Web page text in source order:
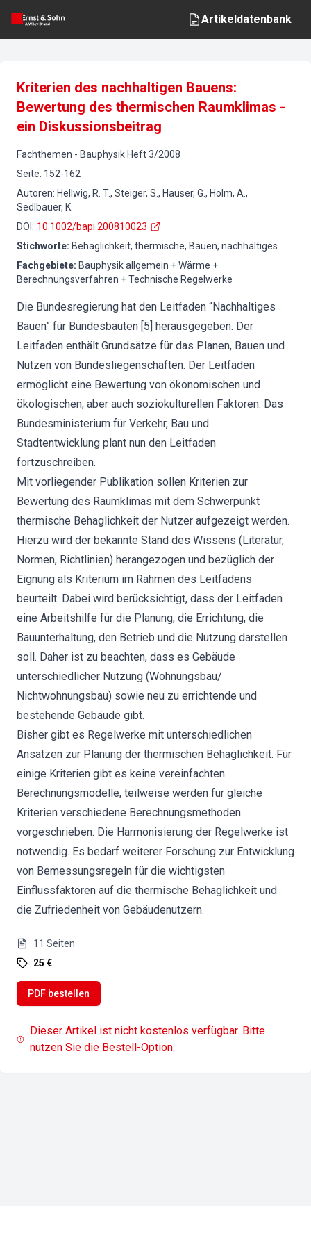
Artikeldatenbank
Kriterien des nachhaltigen Bauens:
Bewertung des thermischen Raumklimas -
ein Diskussionsbeitrag
Fachthemen - Bauphysik Heft3/2008
Seite: 152-162
Autoren: Hellwig, R. T., Steiger, S., Hauser, G., Holm, A.,
Sedlbauer, K.
DOI : 10.1002/bapi.200810023
Stichworte: Behaglichkeit, thermische, Bauen, nachhaltiges
Fachgebiete: Bauphysik allgemein + Wärme +
Berechnungsverfahren + Technische Regelwerke
Die Bundesregierung hat den Leitfaden “Nachhaltiges
Bauen” für Bundesbauten [5] herausgegeben. Der
Leitfaden enthält Grundsätze für das Planen, Bauen und
Nutzen von Bundesliegenschaften. Der Leitfaden
ermöglicht eine Bewertung von ökonomischen und
ökologischen, aber auch soziokulturellen Faktoren. Das
Bundesministerium für Verkehr, Bau und
Stadtentwicklung plant nun den Leitfaden
fortzuschreiben.
Mit vorliegender Publikation sollen Kriterien zur
Bewertung des Raumklimas mit dem Schwerpunkt
thermische Behaglichkeit der Nutzer aufgezeigt werden.
Hierzu wird der bekannte Stand des Wissens (Literatur,
Normen, Richtlinien) herangezogen und bezüglich der
Eignung als Kriterium im Rahmen des Leitfadens
beurteilt. Dabei wird berücksichtigt, dass der Leitfaden
eine Arbeitshilfe für die Planung, die Errichtung, die
Bauunterhaltung, den Betrieb und die Nutzung darstellen
soll. Daher ist zu beachten, dass es Gebäude
unterschiedlicher Nutzung (Wohnungsbau/
Nichtwohnungsbau) sowie neu zu errichtende und
bestehende Gebäude gibt.
Bisher gibt es Regelwerke mit unterschiedlichen
Ansätzen zur Planung der thermischen Behaglichkeit. Für
einige Kriterien gibt es keine vereinfachten
Berechnungsmodelle, teilweise werden für gleiche
Kriterien verschiedene Berechnungsmethoden
vorgeschrieben. Die Harmonisierung der Regelwerke ist
notwendig. Es bedarf weiterer Forschung zur Entwicklung
von Bemessungsregeln für die wichtigsten
Einflussfaktoren auf die thermische Behaglichkeit und
die Zufriedenheit von Gebäudenutzern.
11 Seiten
25 €
PDF bestellen
Dieser Artikel ist nicht kostenlos verfügbar. Bitte
nutzen Sie die Bestell-Option.